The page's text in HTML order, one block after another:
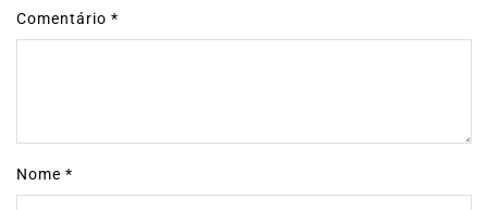
Comentário *
Nome *